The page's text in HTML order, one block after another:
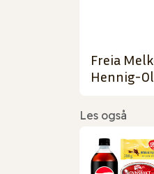
Freia
Hennig-
Les også